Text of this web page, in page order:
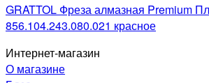
GRATTOL Фреза алмазная Premium
856.104.243.080.021 красное
Интернет-магазин
О магазине